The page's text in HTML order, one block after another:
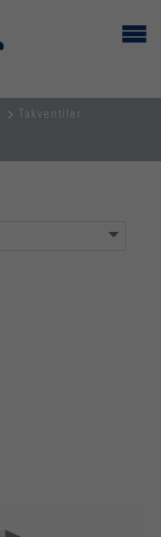
Takventiler